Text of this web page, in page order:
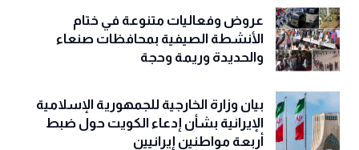
عروض وفعاليات متنوعة في ختام
الأنشطة الصيفية بمحافظات صنعاء
والحديدة وريمة وحجة
‏بيان وزارة الخارجية للجمهورية الإسلامية
الإيرانية بشأن إدعاء الكويت حول ضبط
أربعة مواطنين إيرانيين